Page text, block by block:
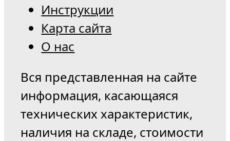
Инструкции
Карта сайта
О нас
Вся представленная на сайте
информация, касающаяся
технических характеристик,
наличия на складе, стоимости